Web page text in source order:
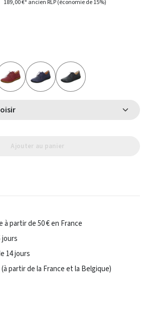
189,00 €*ancien RLP(économie de 15%)
choisir
Ajouter au panier
partir de 50 € en France
jours
14 jours
partir de la France et la Belgique)